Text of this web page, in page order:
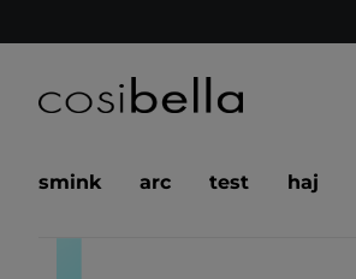
smink arc test haj